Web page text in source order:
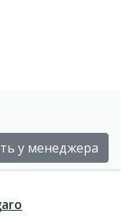
у менеджера